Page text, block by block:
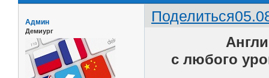
Поделиться
Админ
Демиург
с любого